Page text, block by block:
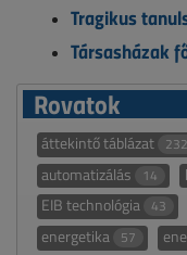
Tragikus
Társasházak
Rovatok
áttekintő táblázat 232
automatizálás 14
EIB technológia 43
energetika 57